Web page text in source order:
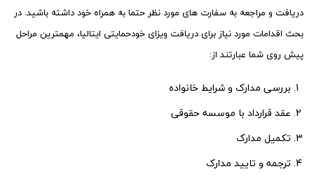
دریافت و مراجعه به سفارت های مورد نظر حتما به همراه خود داشته باشید. در
بحث اقدامات مورد نیاز برای دریافت ویزای خودحمایتی ایتالیا، مهمترین مراحل
پیش روی شما عبارتند از:
بررسی مدارک و شرایط خانواده
عقد قرارداد با موسسه حقوقی
تکمیل مدارک
ترجمه و تایید مدارک